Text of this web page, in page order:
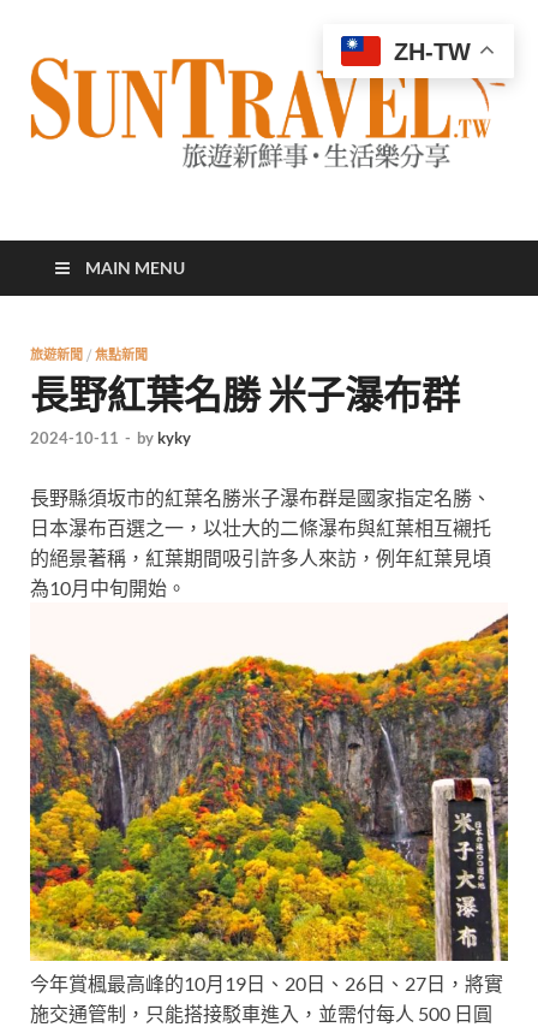
太陽網
MAIN MENU
旅遊新聞 / 焦點新聞
長野紅葉名勝 米子瀑布群
2024-10-11 - bykyky
長野縣須坂市的紅葉名勝米子瀑布群是國家指定名勝、
日本瀑布百選之一，以壮大的二條瀑布與紅葉相互襯托
的絕景著稱，紅葉期間吸引許多人來訪，例年紅葉見頃
為10月中旬開始。
今年賞楓最高峰的10月19日、20日、26日、27日，將實
施交通管制，只能搭接駁車進入，並需付每人 500 日圓
ZH-TW